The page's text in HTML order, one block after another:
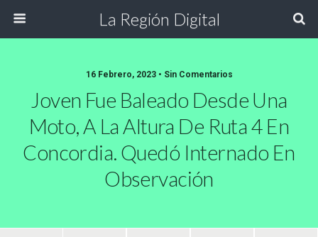
La Región Digital
16 Febrero, 2023 • Sin Comentarios
Joven Fue Baleado Desde Una
Moto, A La Altura De Ruta 4 En
Concordia. Quedó Internado En
Observación